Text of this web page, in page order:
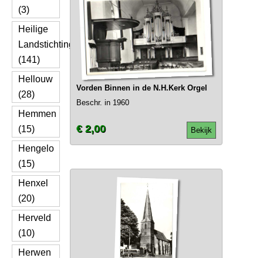
(3)
Heilige
Landstichting
(141)
Hellouw
(28)
Hemmen
(15)
Hengelo
(15)
Henxel
(20)
Herveld
(10)
Herwen
Vorden Binnen in de N.H.Kerk Orgel
Beschr. in 1960
Bekijk
€ 2,00